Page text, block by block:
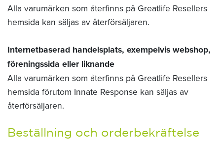
Alla varumärken som återfinns på Greatlife Resellers
hemsida kan säljas av återförsäljaren.
Internetbaserad handelsplats, exempelvis webshop,
föreningssida eller liknande
Alla varumärken som återfinns på Greatlife Resellers
hemsida förutom Innate Response kan säljas av
återförsäljaren.
Beställning och orderbekräftelse